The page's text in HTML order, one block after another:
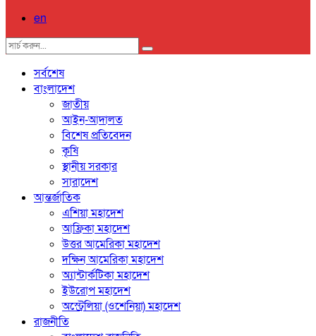
en
সর্বশেষ
বাংলাদেশ
জাতীয়
আইন-আদালত
বিশেষ প্রতিবেদন
কৃষি
স্থানীয় সরকার
সারাদেশ
আন্তর্জাতিক
এশিয়া মহাদেশ
আফ্রিকা মহাদেশ
উত্তর আমেরিকা মহাদেশ
দক্ষিন আমেরিকা মহাদেশ
অ্যান্টার্কটিকা মহাদেশ
ইউরোপ মহাদেশ
অস্ট্রেলিয়া (ওশেনিয়া) মহাদেশ
রাজনীতি